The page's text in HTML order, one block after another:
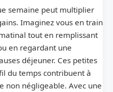
semaine peut multiplier
Imaginez vous en train
tout en remplissant
en regardant une
déjeuner. Ces petites
du temps contribuent à
non négligeable. Avec une